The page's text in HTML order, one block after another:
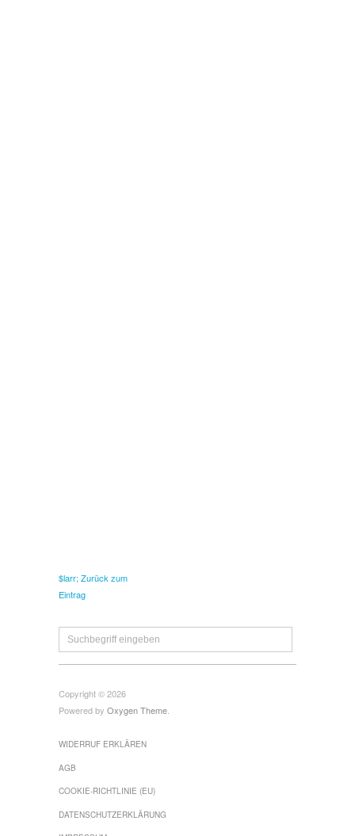
$larr; Zurück zum
Eintrag
Copyright © 2026
Powered by Oxygen Theme.
WIDERRUF ERKLÄREN
AGB
COOKIE-RICHTLINIE (EU)
DATENSCHUTZERKLÄRUNG